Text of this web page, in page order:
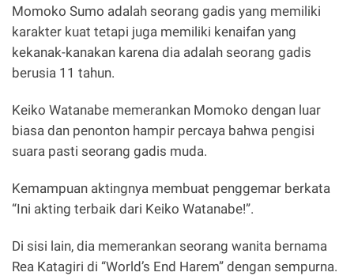
Momoko Sumo adalah seorang gadis yang memiliki
karakter kuat tetapi juga memiliki kenaifan yang
kekanak-kanakan karena dia adalah seorang gadis
berusia 11 tahun.
Keiko Watanabe memerankan Momoko dengan luar
biasa dan penonton hampir percaya bahwa pengisi
suara pasti seorang gadis muda.
Kemampuan aktingnya membuat penggemar berkata
“Ini akting terbaik dari Keiko Watanabe!”.
Di sisi lain, dia memerankan seorang wanita bernama
Rea Katagiri di “World’s End Harem” dengan sempurna.